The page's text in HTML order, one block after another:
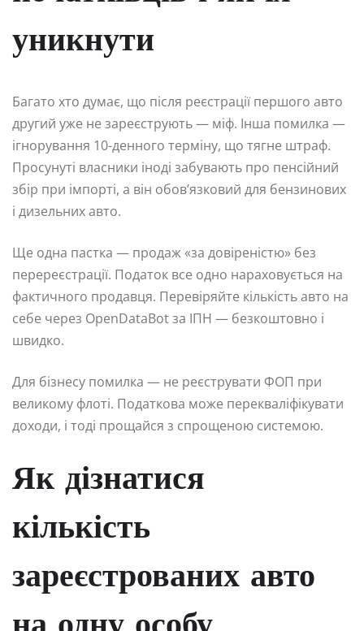
уникнути
Багато хто думає, що після реєстрації першого авто
другий уже не зареєструють — міф. Інша помилка —
ігнорування 10-денного терміну, що тягне штраф.
Просунуті власники іноді забувають про пенсійний
збір при імпорті, а він обов’язковий для бензинових
і дизельних авто.
Ще одна пастка — продаж «за довіреністю» без
перереєстрації. Податок все одно нараховується на
фактичного продавця. Перевіряйте кількість авто на
себе через OpenDataBot за ІПН — безкоштовно і
швидко.
Для бізнесу помилка — не реєструвати ФОП при
великому флоті. Податкова може перекваліфікувати
доходи, і тоді прощайся з спрощеною системою.
Як дізнатися
кількість
зареєстрованих авто